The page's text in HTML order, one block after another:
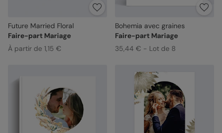
Future Married Floral
Faire-part Mariage
À partir de 1,15 €
Bohemia avec graines
Faire-part Mariage
35,44 € - Lot de 8